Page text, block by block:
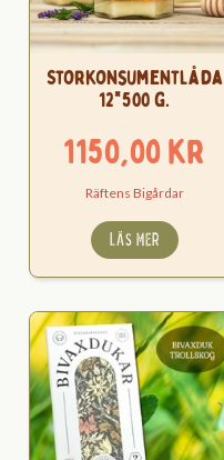
Storkonsumentlåda
12*500 g.
1150,00kr
Räftens Bigårdar
LÄS MER